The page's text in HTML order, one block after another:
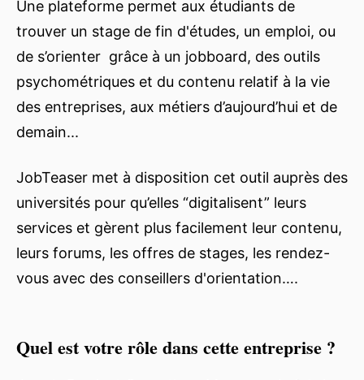
Une plateforme permet aux étudiants de
trouver un stage de fin d'études, un emploi, ou
de s’orienter grâce à un jobboard, des outils
psychométriques et du contenu relatif à la vie
des entreprises, aux métiers d’aujourd’hui et de
demain...
JobTeaser met à disposition cet outil auprès des
universités pour qu’elles “digitalisent” leurs
services et gèrent plus facilement leur contenu,
leurs forums, les offres de stages, les rendez-
vous avec des conseillers d'orientation….
Quel est votre rôle dans cette entreprise ?